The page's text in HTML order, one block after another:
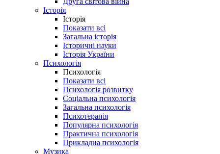
Історія
Історія
Показати всі
Загальна історія
Історичні науки
Історія України
Психологія
Психологія
Показати всі
Психологія розвитку
Соціальна психологія
Загальна психологія
Психотерапія
Популярна психологія
Практична психологія
Прикладна психологія
Музика